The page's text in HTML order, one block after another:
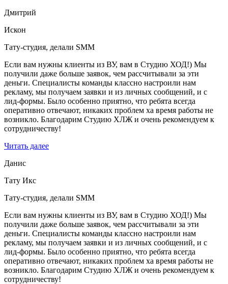
Дмитрий
Искон
Тату-студия, делали SMM
Если вам нужны клиенты из ВУ, вам в Студию ХОД!) Мы
получили даже больше заявок, чем рассчитывали за эти
деньги. Специалисты команды классно настроили нам
рекламу, мы получаем заявки и из личных сообщений, и с
лид-формы. Было особенно приятно, что ребята всегда
оперативно отвечают, никаких проблем ха время работы не
возникло. Благодарим Студию ХЛЖ и очень рекомендуем к
сотрудничеству!
Читать далее
Данис
Тату Икс
Тату-студия, делали SMM
Если вам нужны клиенты из ВУ, вам в Студию ХОД!) Мы
получили даже больше заявок, чем рассчитывали за эти
деньги. Специалисты команды классно настроили нам
рекламу, мы получаем заявки и из личных сообщений, и с
лид-формы. Было особенно приятно, что ребята всегда
оперативно отвечают, никаких проблем ха время работы не
возникло. Благодарим Студию ХЛЖ и очень рекомендуем к
сотрудничеству!